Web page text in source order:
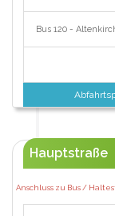
Bus 120 -
Hauptstraße
Anschluss zu Bus /